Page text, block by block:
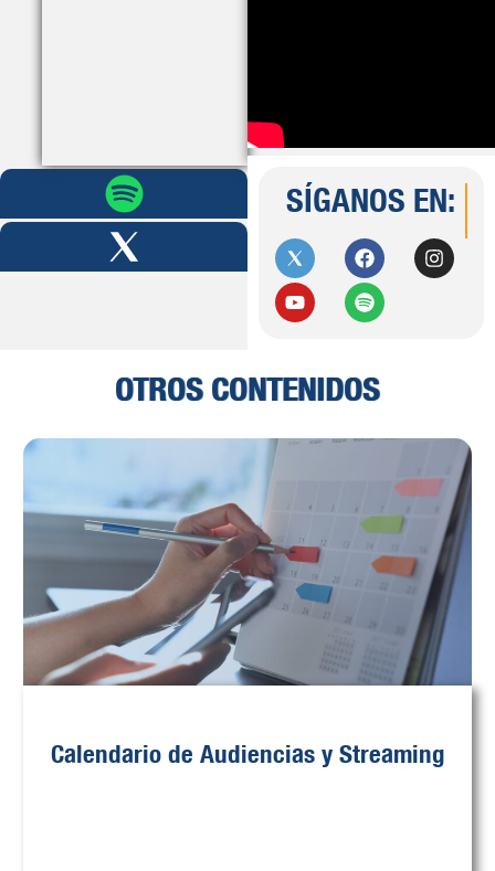
SÍGANOS EN:
OTROS CONTENIDOS
Calendario de Audiencias y Streaming